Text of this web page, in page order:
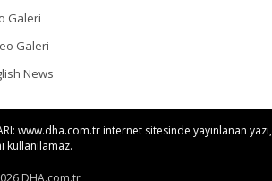
Galeri
Galeri
News
www.dha.com.tr internet sitesinde yayınlanan
kullanılamaz.